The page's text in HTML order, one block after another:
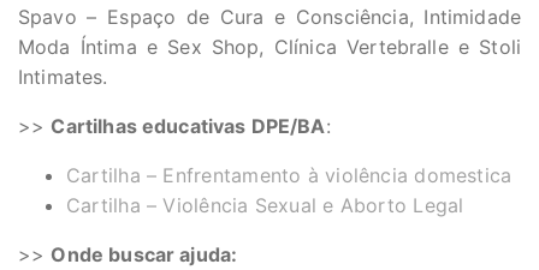
Spavo – Espaço de Cura e Consciência, Intimidade
Moda Íntima e Sex Shop, Clínica Vertebralle e Stoli
Intimates.
>> Cartilhas educativas DPE/BA:
Cartilha – Enfrentamento à violência domestica
Cartilha – Violência Sexual e Aborto Legal
>> Onde buscar ajuda: